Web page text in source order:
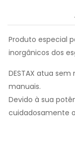
Produto especial
inorgânicos dos
DESTAX atua
manuais.
Devido à sua
cuidadosamente